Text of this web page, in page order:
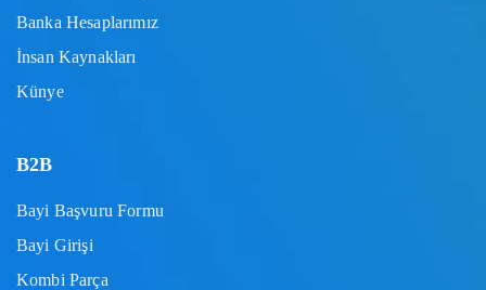
Banka Hesaplarımız
İnsan Kaynakları
Künye
B2B
Bayi Başvuru Formu
Bayi Girişi
Kombi Parça